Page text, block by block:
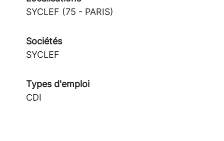
SYCLEF (75 - PARIS)
Sociétés
SYCLEF
Types d'emploi
CDI